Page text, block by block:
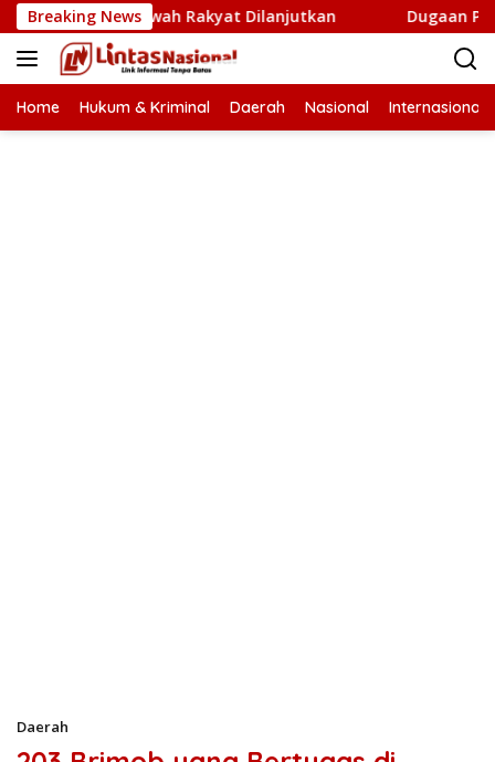
Langsung
ke
konten
Breaking News
Cetak Sawah Rakyat Dilanjutkan Dugaan Proyek
Home Hukum & Kriminal Daerah Nasional Internasional
Daerah